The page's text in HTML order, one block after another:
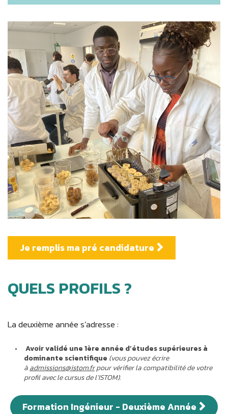
Je remplis ma pré candidature
QUELS PROFILS ?
La deuxième année s’adresse :
Avoir validé une 1ère année d’études supérieures à
dominante scientifique (vous pouvez écrire
àadmissions@istom.frpour vérifier la compatibilité de votre
profil avec le cursus de l’ISTOM).
Formation Ingénieur - Deuxième Année